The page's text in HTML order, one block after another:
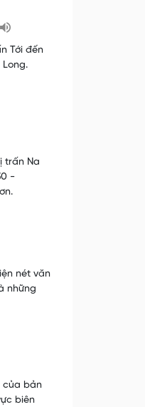
Tới đến
trấn Na
-
nét văn
những
của bản
biên